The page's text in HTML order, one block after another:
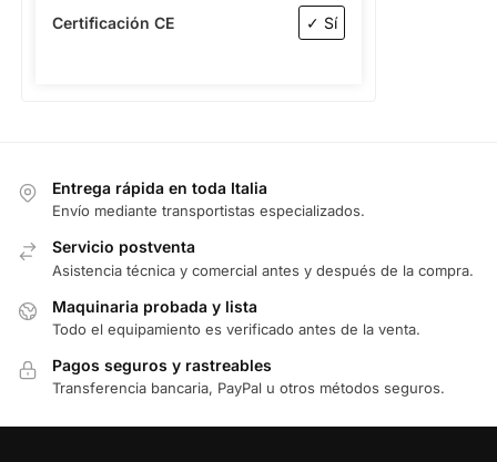
Certificación CE ✓ Sí
Entrega rápida en toda Italia
Envío mediante transportistas especializados.
Servicio postventa
Asistencia técnica y comercial antes y después de la compra.
Maquinaria probada y lista
Todo el equipamiento es verificado antes de la venta.
Pagos seguros y rastreables
Transferencia bancaria, PayPal u otros métodos seguros.